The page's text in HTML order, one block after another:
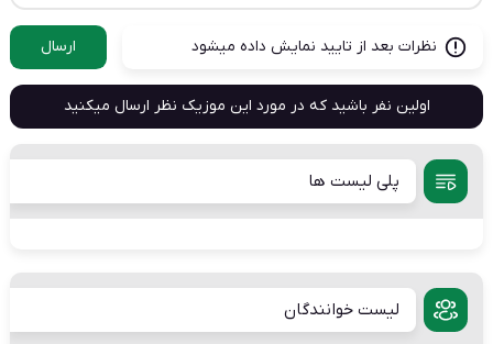
نظرات بعد از تایید نمایش داده میشود ارسال
اولین نفر باشید که در مورد این موزیک نظر ارسال میکنید
پلی لیست ها
لیست خوانندگان